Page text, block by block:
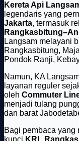
Kereta Api
legendaris yang
Jakarta, termasuk
Langsam melayani
Rangkasbitung,
Pondok Ranji,
Namun, KA
layanan reguler
oleh Commuter
menjadi tulang
dan barat
Bagi pembaca yang
kunci KRL